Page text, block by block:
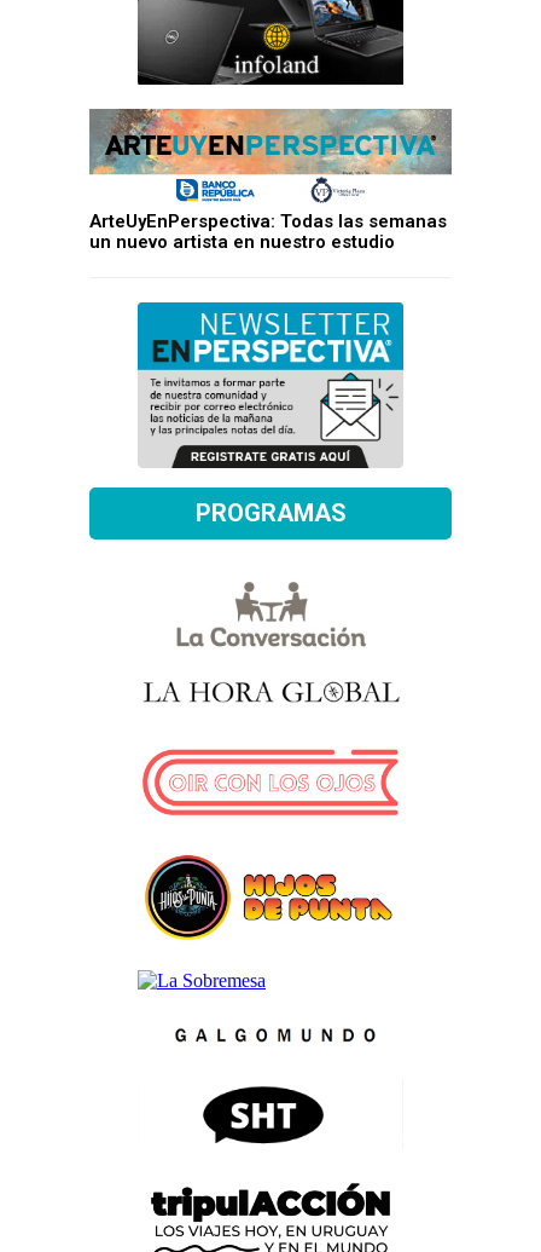
ArteUyEnPerspectiva: Todas las semanas
un nuevo artista en nuestro estudio
PROGRAMAS